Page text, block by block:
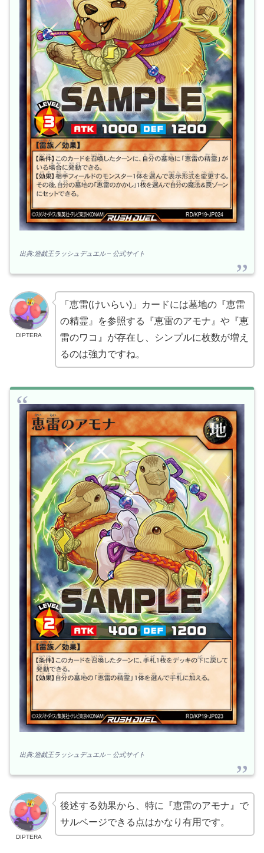
出典:遊戯王ラッシュデュエル – 公式サイト
DIPTERA
「恵雷(けいらい)」カードには墓地の『恵雷
の精霊』を参照する『恵雷のアモナ』や『恵
雷のワコ』が存在し、シンプルに枚数が増え
るのは強力ですね。
出典:遊戯王ラッシュデュエル – 公式サイト
DIPTERA
後述する効果から、特に『恵雷のアモナ』で
サルベージできる点はかなり有用です。